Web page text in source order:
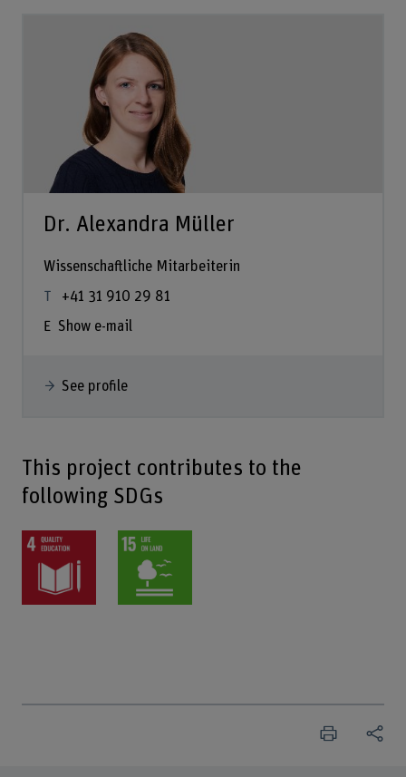
Dr. Alexandra Müller
Wissenschaftliche Mitarbeiterin
+41 31 910 29 81
Show e-mail
See profile
This project contributes to the
following SDGs